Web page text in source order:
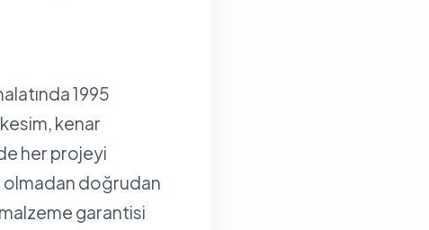
1995
kenar
her projeyi
olmadan doğrudan
garantisi